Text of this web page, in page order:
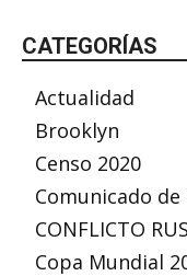
CATEGORÍAS
Actualidad
Brooklyn
Censo 2020
Comunicado de
CONFLICTO
Copa Mundial